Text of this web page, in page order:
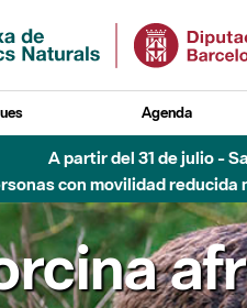
Agenda
A partir del 31 de julio -
con movilidad